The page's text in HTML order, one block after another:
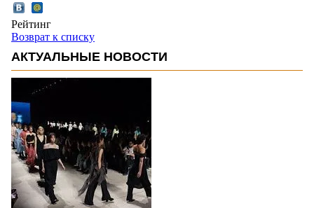
Рейтинг
Возврат к списку
АКТУАЛЬНЫЕ НОВОСТИ